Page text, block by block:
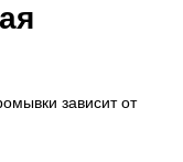
зависит от